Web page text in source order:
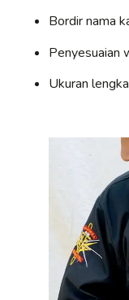
Bordir nama
Penyesuaian
Ukuran